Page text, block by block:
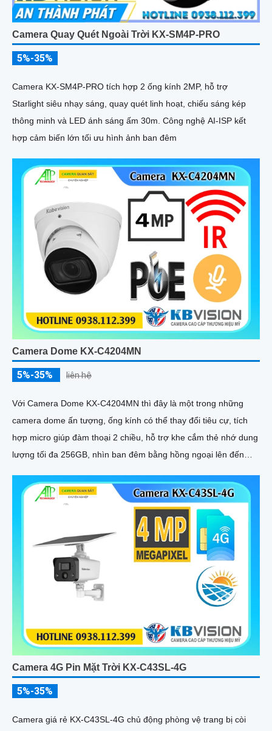
Camera Quay Quét Ngoài Trời KX-SM4P-PRO
5%-35%
Camera KX-SM4P-PRO tích hợp 2 ống kính 2MP, hỗ trợ
Starlight siêu nhạy sáng, quay quét linh hoạt, chiếu sáng kép
thông minh và LED ánh sáng ấm 30m. Công nghệ AI-ISP kết
hợp cảm biến lớn tối ưu hình ảnh ban đêm
Camera Dome KX-C4204MN
5%-35% liên hệ
Với Camera Dome KX-C4204MN thì đây là một trong những
camera dome ấn tượng, ống kính có thể thay đổi tiêu cự, tích
hợp micro giúp đàm thoại 2 chiều, hỗ trợ khe cắm thẻ nhớ dung
lượng tối đa 256GB, nhìn ban đêm bằng hồng ngoại lên đến
Camera 4G Pin Mặt Trời KX-C43SL-4G
5%-35%
Camera giá rẻ KX-C43SL-4G chủ động phòng vệ trang bị còi